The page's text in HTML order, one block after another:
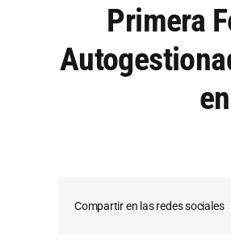
Primera
Compartir en las redes sociales